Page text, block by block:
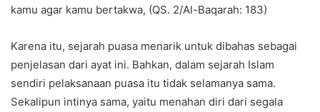
kamu agar kamu bertakwa, (QS. 2/Al-Baqarah: 183)
Karena itu, sejarah puasa menarik untuk dibahas sebagai
penjelasan dari ayat ini. Bahkan, dalam sejarah Islam
sendiri pelaksanaan puasa itu tidak selamanya sama.
Sekalipun intinya sama, yaitu menahan diri dari segala